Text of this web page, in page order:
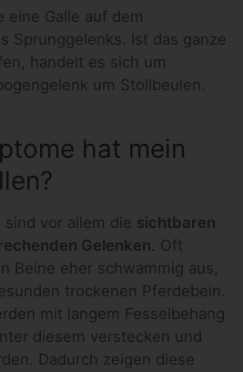
eine Galle auf dem
Sprunggelenks. Ist das ganze
handelt es sich um
um Stollbeulen.
hat mein
vor allem die sichtbaren
Gelenken. Oft
Beine eher schwammig aus,
trockenen Pferdebein.
mit langem Fesselbehang
diesem verstecken und
Dadurch zeigen diese